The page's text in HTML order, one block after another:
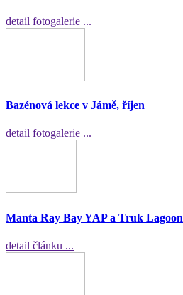
detail fotogalerie ...
Bazénová lekce v Jámě, říjen
detail fotogalerie ...
Manta Ray Bay YAP a Truk Lagoon
detail článku ...